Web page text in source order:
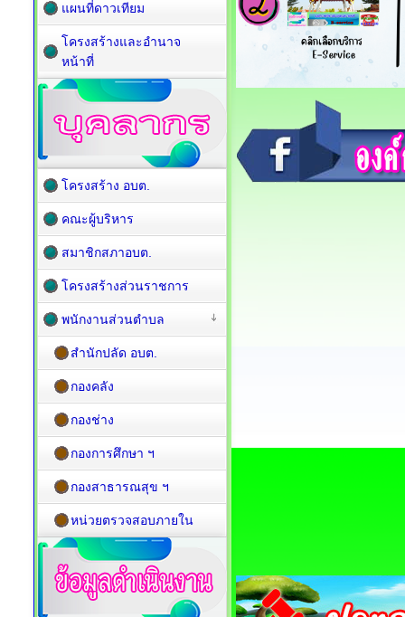
แผนที่ดาวเทียม
โครงสร้างและอำนาจ
หน้าที่
โครงสร้าง อบต.
คณะผู้บริหาร
สมาชิกสภาอบต.
โครงสร้างส่วนราชการ
พนักงานส่วนตำบล
สำนักปลัด อบต.
กองคลัง
กองช่าง
กองการศึกษา ฯ
กองสาธารณสุข ฯ
หน่วยตรวจสอบภายใน